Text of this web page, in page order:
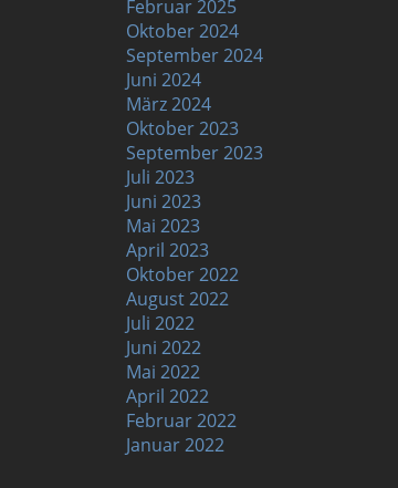
Februar 2025
Oktober 2024
September 2024
Juni 2024
März 2024
Oktober 2023
September 2023
Juli 2023
Juni 2023
Mai 2023
April 2023
Oktober 2022
August 2022
Juli 2022
Juni 2022
Mai 2022
April 2022
Februar 2022
Januar 2022